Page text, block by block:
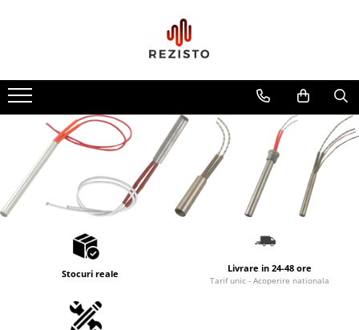
Rezistente cu profil special
Rezistenta siliconica
Rezistente aero convectie
Rezistente incalzitoare lichid
Rezistente panou solar
Stocuri reale Livrare in 24-48 ore
Tarif unic - Acoperire nationala